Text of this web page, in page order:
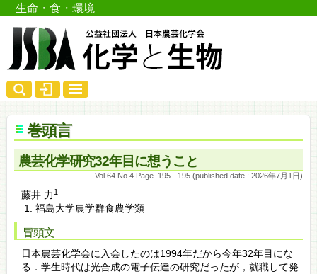
生命・食・環境
巻頭言
農芸化学研究32年目に想うこと
Vol.64 No.4 Page. 195 - 195 (published date : 2026年7月1日)
藤井 力 1
福島大学農学群食農学類
冒頭文
日本農芸化学会に入会したのは1994年だから今年32年目にな
る．学生時代は光合成の電子伝達の研究だったが，就職して発